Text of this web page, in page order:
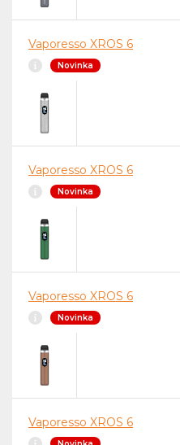
Vaporesso XROS 6
Novinka
Vaporesso XROS 6
Novinka
Vaporesso XROS 6
Novinka
Vaporesso XROS 6